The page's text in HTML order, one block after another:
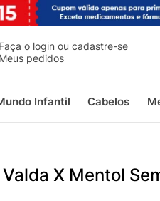
Faça o login ou cadastre-se
Meus pedidos
Infantil Cabelos
X Mentol